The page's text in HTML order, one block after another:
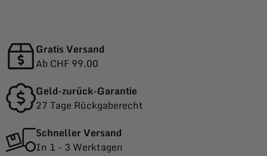
Gratis Versand
Ab CHF 99.00
Geld-zurück-Garantie
27 Tage Rückgaberecht
Schneller Versand
In 1 - 3 Werktagen